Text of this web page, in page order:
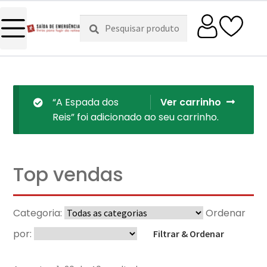
Pesquisar
por:
Pesquisa
Ver carrinho
“A Espada dos
Reis” foi adicionado ao seu carrinho.
Top vendas
Categoria:
Ordenar
por:
Filtrar & Ordenar